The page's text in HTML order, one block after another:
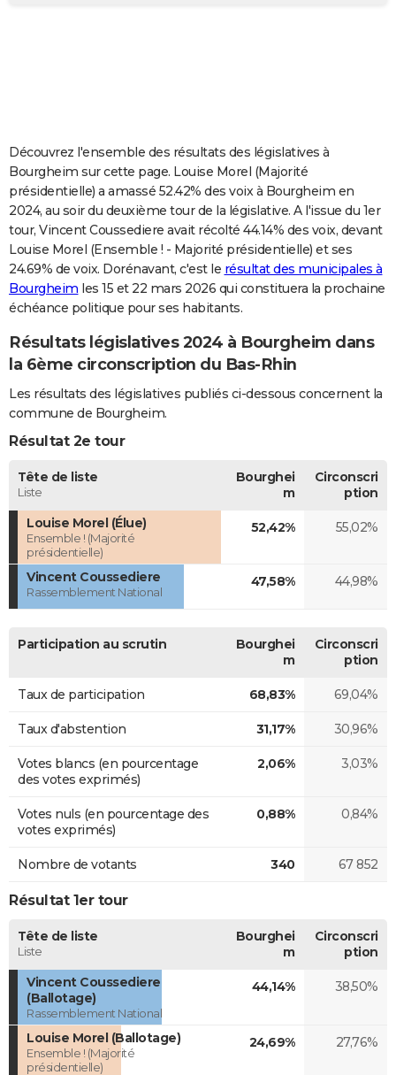
Carte de Noël
Carte Bonne année
Carte Saint-Valentin
Carte Pâques
Carte d'anniversaire
DICTIONNAIRE
Dictionnaire
Biographies
Citations
Expressions
Proverbes
PROGRAMME TV
COPAINS D'AVANT
S'inscrire
Se connecter
Lycées
Collèges
Primaires
Universités
Entreprises
Service militaire
Avis de recherche
AVIS DE DÉCÈS
FORUM
Bricolage
Lifestyle
Culture
Sport
Auto
Television
Voyage
Cinema
Découvrez l'ensemble des résultats des législatives à
Bourgheim sur cette page. Louise Morel (Majorité
présidentielle) a amassé 52.42% des voix à Bourgheim en
2024, au soir du deuxième tour de la législative. A l'issue du 1er
tour, Vincent Coussediere avait récolté 44.14% des voix, devant
Louise Morel (Ensemble ! - Majorité présidentielle) et ses
24.69% de voix. Dorénavant, c'est le résultat des municipales à
Bourgheim les 15 et 22 mars 2026 qui constituera la prochaine
échéance politique pour ses habitants.
Résultats législatives 2024 à Bourgheim dans
la 6ème circonscription du Bas-Rhin
Les résultats des législatives publiés ci-dessous concernent la
commune de Bourgheim.
Résultat 2e tour
Tête de liste
Liste
Bourghei
m
Circonscri
ption
Louise Morel (Élue)
Ensemble ! (Majorité
présidentielle)
52,42% 55,02%
Vincent Coussediere
Rassemblement National
47,58% 44,98%
Participation au scrutin
Bourghei
m
Circonscri
ption
Taux de participation 68,83% 69,04%
Taux d'abstention 31,17% 30,96%
Votes blancs (en pourcentage
des votes exprimés)
2,06% 3,03%
Votes nuls (en pourcentage des
votes exprimés)
0,88% 0,84%
Nombre de votants 340 67 852
Résultat 1er tour
Tête de liste
Liste
Bourghei
m
Circonscri
ption
Vincent Coussediere
(Ballotage)
Rassemblement National
44,14% 38,50%
Louise Morel (Ballotage)
Ensemble ! (Majorité
présidentielle)
24,69% 27,76%